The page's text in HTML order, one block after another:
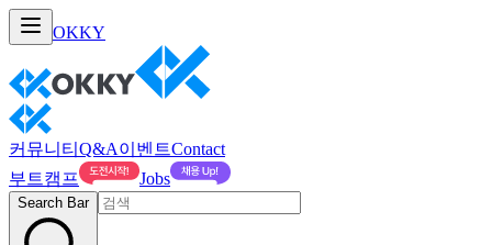
OKKY
커뮤니티 Q&A이벤트Contact
부트캠프
Jobs
Search Bar